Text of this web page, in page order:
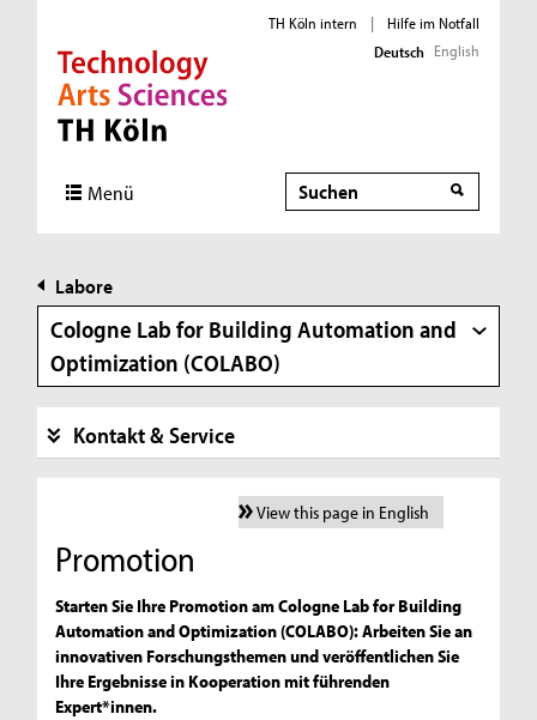
Direkt zur Hauptnavigation
Direkt zur Subnavigation
Direkt zum Inhalt
Direkt zum Fußbereich
TH Köln intern |
Hilfe im Notfall
Deutsch English
Menü Suche
Suche
Labore
Cologne Lab for Building Automation and
Optimization (COLABO)
Kontakt & Service
View this page in English
Promotion
Starten Sie Ihre Promotion am Cologne Lab for Building
Automation and Optimization (COLABO): Arbeiten Sie an
innovativen Forschungsthemen und veröffentlichen Sie
Ihre Ergebnisse in Kooperation mit führenden
Expert*innen.